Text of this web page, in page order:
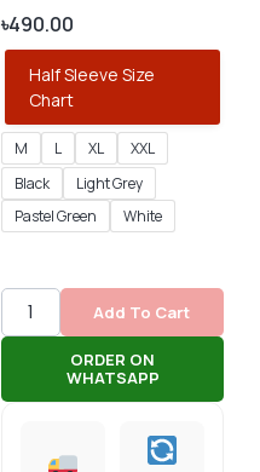
৳490.00
Half Sleeve Size
Chart
M L XL
XXL
Black
Light Grey
Pastel Green
White
Add To Cart
ORDER ON
WHATSAPP